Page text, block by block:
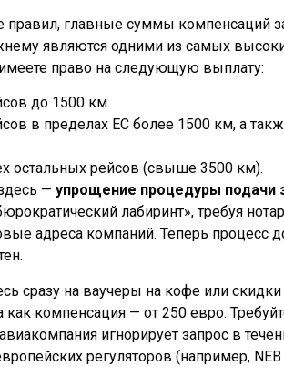
правил, главные суммы компенсаций
являются одними из самых
право на следующую выплату:
до 1500 км.
в пределах ЕС более 1500 км, а
остальных рейсов (свыше 3500 км).
— упрощение процедуры подачи
лабиринт», требуя
адреса компаний. Теперь процесс
сразу на ваучеры на кофе или
как компенсация — от 250 евро.
игнорирует запрос в
регуляторов (например,